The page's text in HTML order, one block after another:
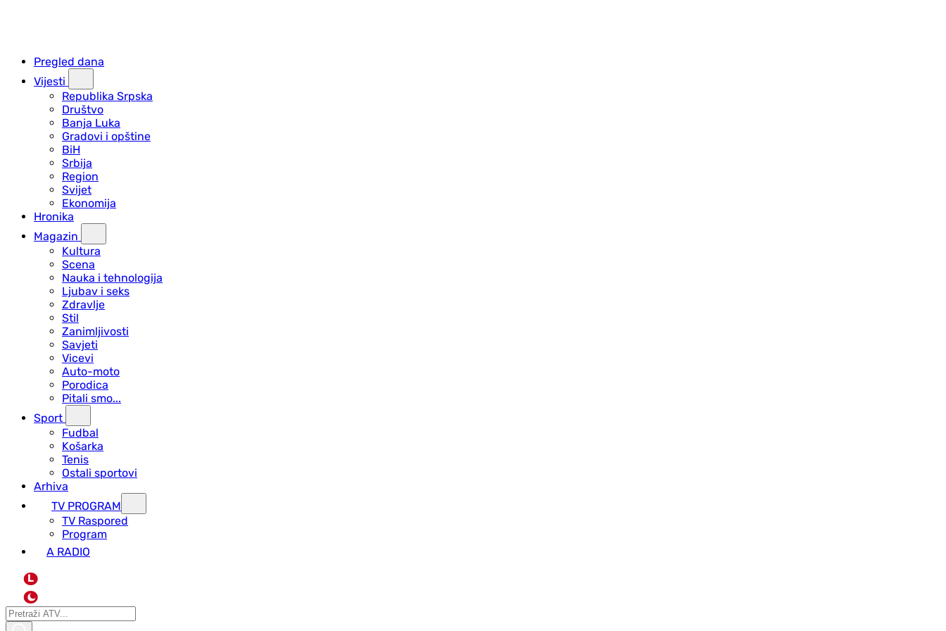
Pregled dana
Vijesti
Republika Srpska
Društvo
Banja Luka
Gradovi i opštine
BiH
Srbija
Region
Svijet
Ekonomija
Hronika
Magazin
Kultura
Scena
Nauka i tehnologija
Ljubav i seks
Zdravlje
Stil
Zanimljivosti
Savjeti
Vicevi
Auto-moto
Porodica
Pitali smo...
Sport
Fudbal
Košarka
Tenis
Ostali sportovi
Arhiva
TV PROGRAM
ТV Raspored
Program
A RADIO
L